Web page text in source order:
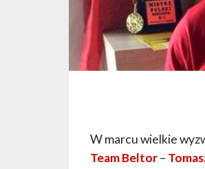
W marcu wielkie
Team Beltor–